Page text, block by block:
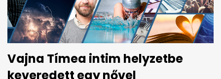
Vajna Tímea intim helyzetbe
keveredett egy nővel